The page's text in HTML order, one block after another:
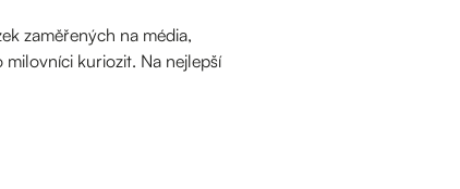
zaměřených na média,
milovníci kuriozit. Na nejlepší